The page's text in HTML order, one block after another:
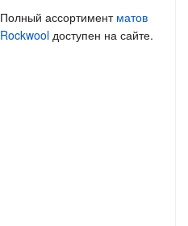
Полный ассортимент матов
Rockwool доступен на сайте.